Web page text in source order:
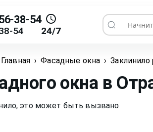
38-54
54 24/7 Начните
Главная › Фасадные окна › Заклинило
окна в
это может быть вызвано